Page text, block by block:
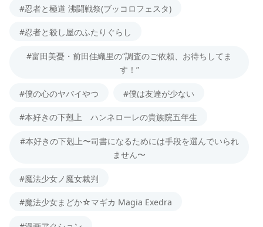
#忍者と極道 沸闘戦祭(ブッコロフェスタ)
#忍者と殺し屋のふたりぐらし
#富田美憂・前田佳織里の“調査のご依頼、お待ちしてま
す！”
#僕の心のヤバイやつ #僕は友達が少ない
#本好きの下剋上 ハンネローレの貴族院五年生
#本好きの下剋上〜司書になるためには手段を選んでいられ
ません〜
#魔法少女ノ魔女裁判
#魔法少女まどか☆マギカ Magia Exedra